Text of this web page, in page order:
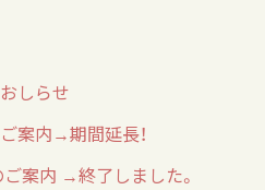
しらせ
案内→期間延長！
案内 →終了しました。